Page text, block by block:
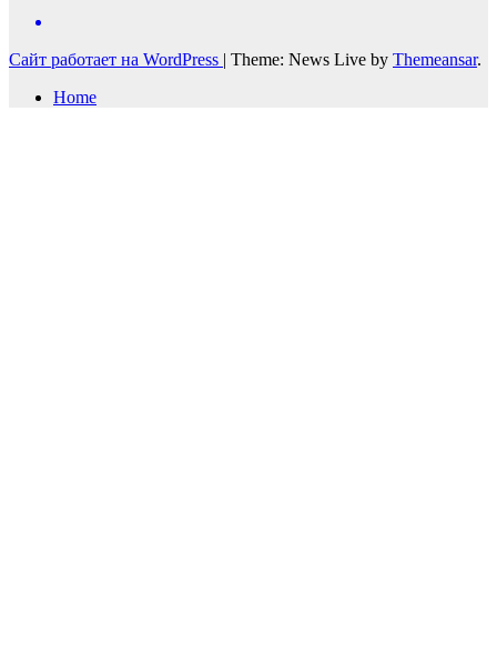
Сайт работает на WordPress | Theme: News Live by Themeansar.
Home